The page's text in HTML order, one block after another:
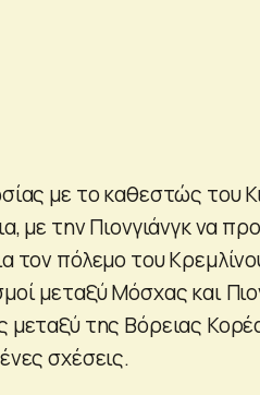
με το καθεστώς του
με την Πιονγιάνγκ να
τον πόλεμο του
μεταξύ Μόσχας και
μεταξύ της Βόρειας
σχέσεις.